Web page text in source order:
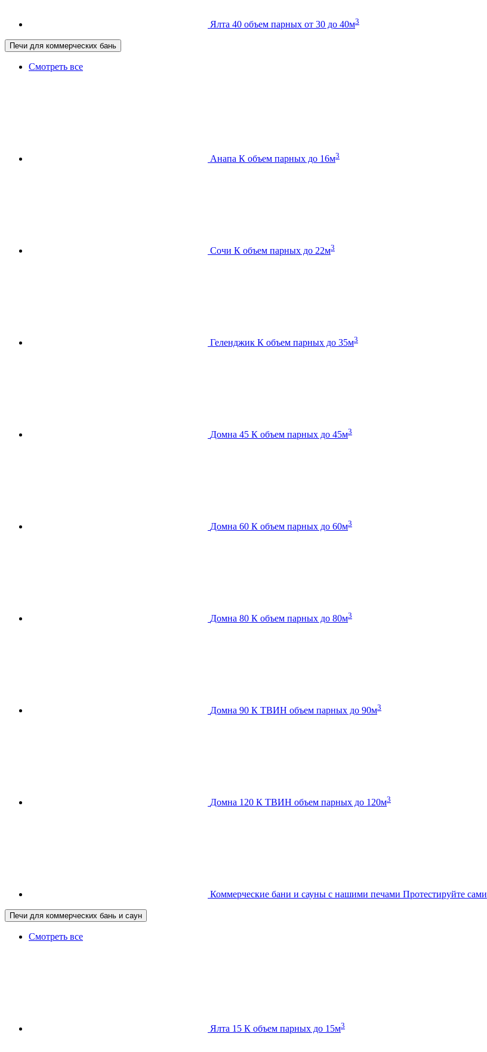
Ялта 40 объем парных от 30 до 40м3
Печи для коммерческих бань
Смотреть все
Анапа К объем парных до 16м3
Сочи К объем парных до 22м3
Геленджик К объем парных до 35м3
Домна 45 К объем парных до 45м3
Домна 60 К объем парных до 60м3
Домна 80 К объем парных до 80м3
Домна 90 К ТВИН объем парных до 90м3
Домна 120 К ТВИН объем парных до 120м3
Коммерческие бани и сауны с нашими печами Протестируйте сами
Печи для коммерческих бань и саун
Смотреть все
Ялта 15 К объем парных до 15м3